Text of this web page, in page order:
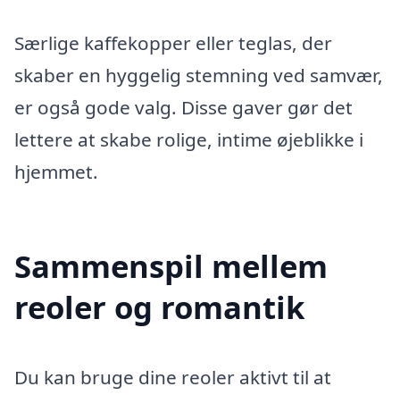
Særlige kaffekopper eller teglas, der
skaber en hyggelig stemning ved samvær,
er også gode valg. Disse gaver gør det
lettere at skabe rolige, intime øjeblikke i
hjemmet.
Sammenspil mellem
reoler og romantik
Du kan bruge dine reoler aktivt til at